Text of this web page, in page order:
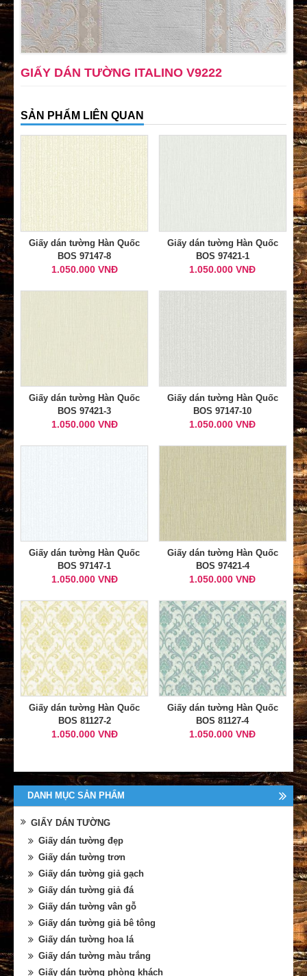
GIẤY DÁN TƯỜNG ITALINO V9222
SẢN PHẨM LIÊN QUAN
Giấy dán tường Hàn Quốc
BOS 97147-8
1.050.000 VNĐ
Giấy dán tường Hàn Quốc
BOS 97421-1
1.050.000 VNĐ
Giấy dán tường Hàn Quốc
BOS 97421-3
1.050.000 VNĐ
Giấy dán tường Hàn Quốc
BOS 97147-10
1.050.000 VNĐ
Giấy dán tường Hàn Quốc
BOS 97147-1
1.050.000 VNĐ
Giấy dán tường Hàn Quốc
BOS 97421-4
1.050.000 VNĐ
Giấy dán tường Hàn Quốc
BOS 81127-2
1.050.000 VNĐ
Giấy dán tường Hàn Quốc
BOS 81127-4
1.050.000 VNĐ
DANH MỤC SẢN PHẨM
GIẤY DÁN TƯỜNG
Giấy dán tường đẹp
Giấy dán tường trơn
Giấy dán tường giả gạch
Giấy dán tường giả đá
Giấy dán tường vân gỗ
Giấy dán tường giả bê tông
Giấy dán tường hoa lá
Giấy dán tường màu trắng
Giấy dán tường phòng khách